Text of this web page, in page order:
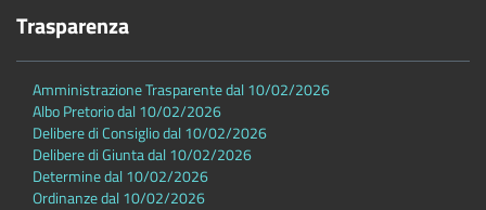
Trasparenza
Amministrazione Trasparente dal 10/02/2026
Albo Pretorio dal 10/02/2026
Delibere di Consiglio dal 10/02/2026
Delibere di Giunta dal 10/02/2026
Determine dal 10/02/2026
Ordinanze dal 10/02/2026